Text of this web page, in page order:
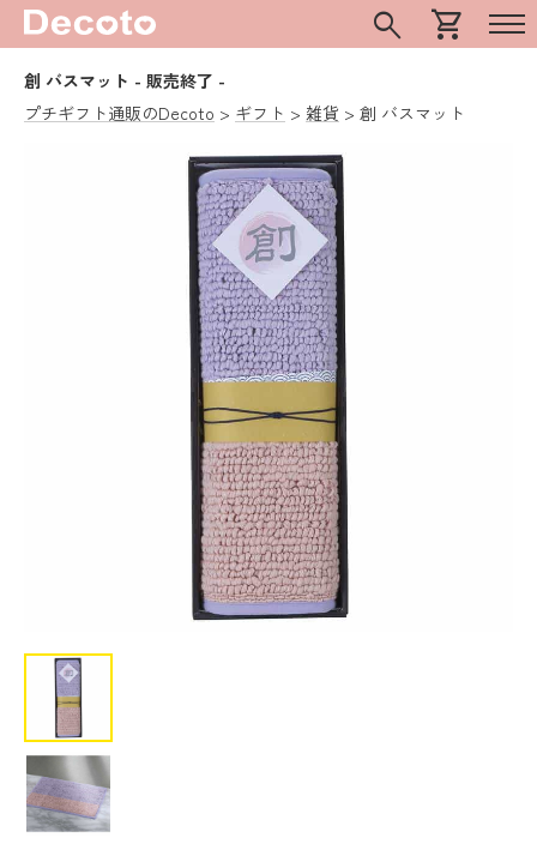
search shopping_cart
創 バスマット - 販売終了 -
プチギフト通販のDecoto
ギフト 雑貨 創 バスマット